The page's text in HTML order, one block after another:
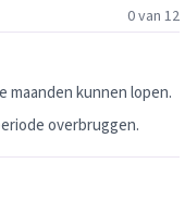
0 van 12
maanden kunnen lopen.
overbruggen.